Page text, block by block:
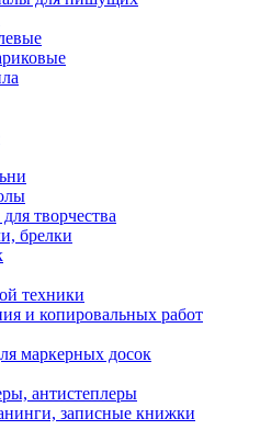
творчества
брелки
техники
и копировальных работ
маркерных досок
антистеплеры
записные книжки